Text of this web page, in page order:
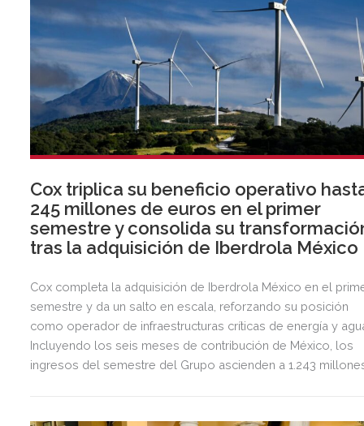
Cox triplica su beneficio operativo
245 millones de euros en el primer
semestre y consolida su
tras la adquisición de Iberdrola México
Cox completa la adquisición de Iberdrola México en el
semestre y da un salto en escala, reforzando su posición
como operador de infraestructuras críticas de energía y
Incluyendo los seis meses de contribución de México, los
ingresos del semestre del Grupo ascienden a 1.243